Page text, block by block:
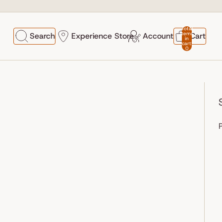
Search Experience Store Account
Total
items
in
cart:
0
Cart